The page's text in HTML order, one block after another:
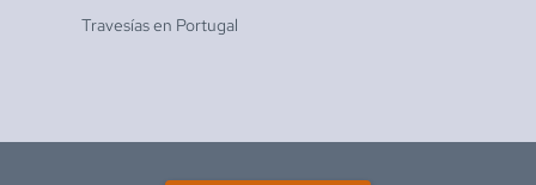
Travesías en Portugal